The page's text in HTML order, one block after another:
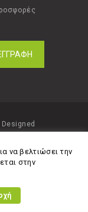
να βελτιώσει την
στην